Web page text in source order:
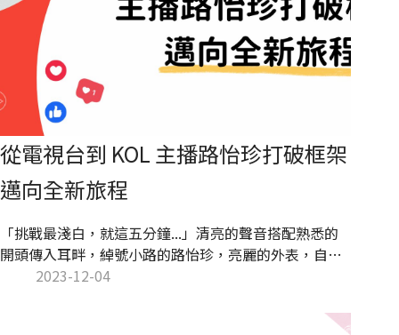
從電視台到 KOL 主播路怡珍打破框架
邁向全新旅程
「挑戰最淺白，就這五分鐘...」清亮的聲音搭配熟悉的
開頭傳入耳畔，綽號小路的路怡珍，亮麗的外表，自信
而從容地姿態，將複雜的新聞脈絡，伴隨一字一句清晰
怡珍在事業正起飛之際，不斷嘗試、轉換跑道，歷經主
2023-12-04